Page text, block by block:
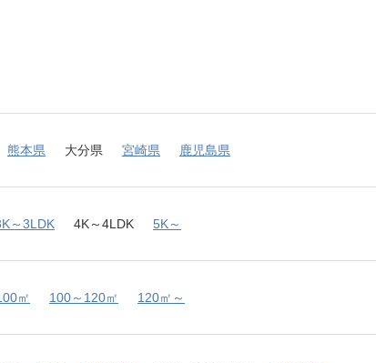
熊本県 大分県 宮崎県 鹿児島県
～3LDK 4K～4LDK 5K～
㎡ 100～120㎡ 120㎡～